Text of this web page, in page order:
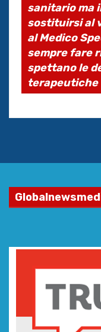
sanitario ma
sostituirsi al
al Medico
sempre fare
spettano le
terapeutiche